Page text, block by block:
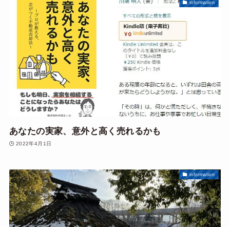
information
あなたの実家、意外と高く売れるかも
2022年4月1日
information